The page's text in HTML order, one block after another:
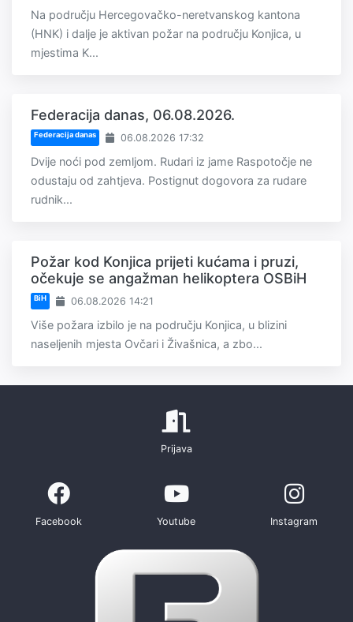
Na području Hercegovačko-neretvanskog kantona
(HNK) i dalje je aktivan požar na području Konjica, u
mjestima K...
Federacija danas, 06.08.2026.
Federacija danas 06.08.2026 17:32
Dvije noći pod zemljom. Rudari iz jame Raspotočje ne
odustaju od zahtjeva. Postignut dogovora za rudare
rudnik...
Požar kod Konjica prijeti kućama i pruzi,
očekuje se angažman helikoptera OSBiH
BiH 06.08.2026 14:21
Više požara izbilo je na području Konjica, u blizini
naseljenih mjesta Ovčari i Živašnica, a zbo...
Prijava
Facebook Youtube Instagram